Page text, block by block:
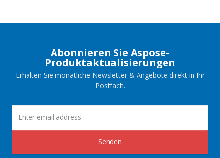
Abonnieren Sie Aspose-
Produktaktualisierungen
Erhalten Sie monatliche Newsletter & Angebote direkt in Ihr
Postfach.
Senden